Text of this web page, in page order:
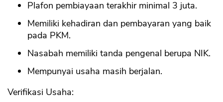
Plafon pembiayaan terakhir minimal 3 juta.
Memiliki kehadiran dan pembayaran yang baik
pada PKM.
Nasabah memiliki tanda pengenal berupa NIK.
Mempunyai usaha masih berjalan.
Verifikasi Usaha: